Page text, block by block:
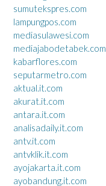
sumutekspres.com
lampungpos.com
mediasulawesi.com
mediajabodetabek.com
kabarflores.com
seputarmetro.com
aktual.it.com
akurat.it.com
antara.it.com
analisadaily.it.com
antv.it.com
antvklik.it.com
ayojakarta.it.com
ayobandung.it.com